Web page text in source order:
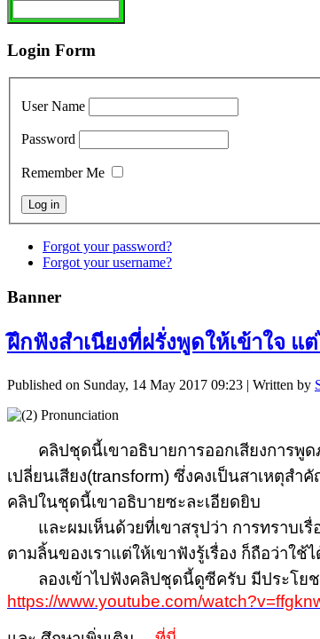
Login Form
User Name
Password
Remember Me
Forgot your password?
Forgot your username?
Banner
ฝึกฟังสำเนียงที่ฝรั่งพูดให้เข้าใจ แ
Published on Sunday, 14 May 2017 09:23 | Written by
คลิปชุดนี้เขาอธิบายการออกเสียงการพูดภา
เปลี่ยนเสียง(transform) ซึ่งคงเป็นสาเหตุส
คลิปในชุดนี้เขาอธิบายซะละเอียดยิบ
และผมเห็นด้วยที่เขาสรุปว่า การทราบเรื่อ
ตามลิ้นของเราแต่ให้เขาฟังรู้เรื่อง ก็ถือว่าใช้ไ
ลองเข้าไปฟังคลิปชุดนี้ดูซีครับ มีประโยช
https://www.youtube.com/